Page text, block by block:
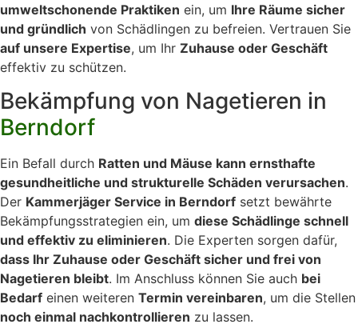
umweltschonende Praktiken ein, um Ihre Räume sicher
und gründlich von Schädlingen zu befreien. Vertrauen Sie
auf unsere Expertise, um Ihr Zuhause oder Geschäft
effektiv zu schützen.
Bekämpfung von Nagetieren in
Berndorf
Ein Befall durch Ratten und Mäuse kann ernsthafte
gesundheitliche und strukturelle Schäden verursachen.
Der Kammerjäger Service in Berndorf setzt bewährte
Bekämpfungsstrategien ein, um diese Schädlinge schnell
und effektiv zu eliminieren. Die Experten sorgen dafür,
dass Ihr Zuhause oder Geschäft sicher und frei von
Nagetieren bleibt. Im Anschluss können Sie auch bei
Bedarf einen weiteren Termin vereinbaren, um die Stellen
noch einmal nachkontrollieren zu lassen.